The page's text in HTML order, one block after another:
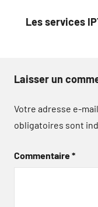
Les services
Laisser un
Votre adresse e-
obligatoires sont
Commentaire*